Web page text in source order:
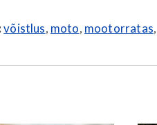
võistlus, moto, mootorratas,